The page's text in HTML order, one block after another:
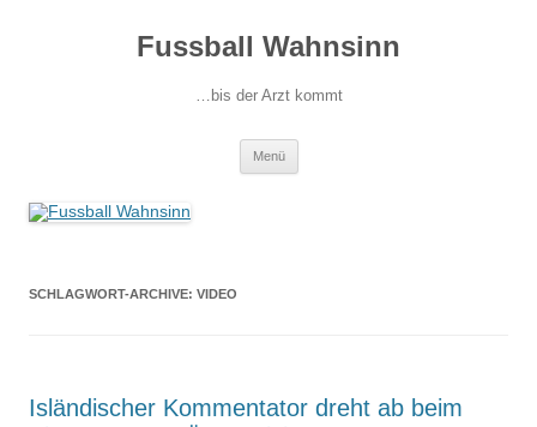
Fussball Wahnsinn
…bis der Arzt kommt
Menü
SCHLAGWORT-ARCHIVE: VIDEO
Isländischer Kommentator dreht ab beim